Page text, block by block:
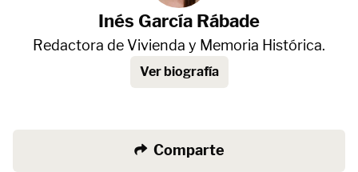
Inés García Rábade
Redactora de Vivienda y Memoria Histórica.
Ver biografía
Comparte